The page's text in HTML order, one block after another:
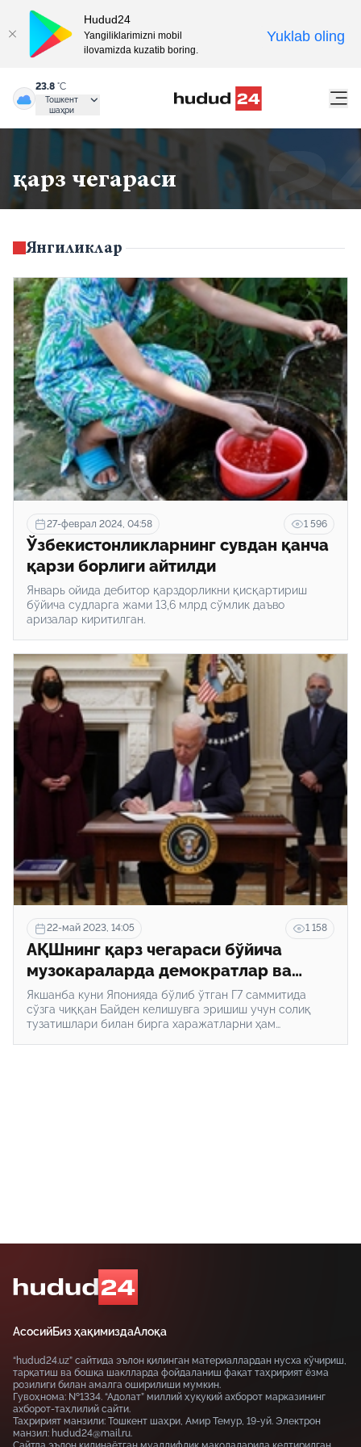
23.8 °C
Тошкент
шаҳри
қарз чегараси
Янгиликлар
27-феврал 2024, 04:58 1 596
Ўзбекистонликларнинг сувдан қанча
қарзи борлиги айтилди
Январь ойида дебитор қарздорликни қисқартириш
бўйича судларга жами 13,6 млрд сўмлик даъво
аризалар киритилган.
22-май 2023, 14:05 1 158
AҚШнинг қарз чегараси бўйича
музокараларда демократлар ва
республикачилар манфаати
тўқнашмоқда
Якшанба куни Японияда бўлиб ўтган Г7 саммитида
сўзга чиққан Байден келишувга эришиш учун солиқ
тузатишлари билан бирга харажатларни ҳам
АсосийБиз ҳақимиздаАлоқа
“hudud24.uz” сайтида эълон қилинган материаллардан нусха кўчириш,
тарқатиш ва бошқа шаклларда фойдаланиш фақат таҳририят ёзма
розилиги билан амалга оширилиши мумкин.
Гувоҳнома: №1334. “Адолат” миллий ҳуқуқий ахборот марказининг
ахборот-таҳлилий сайти.
Таҳририят манзили: Тошкент шаҳри, Амир Темур, 19-уй. Электрон
манзил: hudud24@mail.ru.
Hudud24
Yangiliklarimizni mobil
ilovamizda kuzatib boring.
Yuklab oling